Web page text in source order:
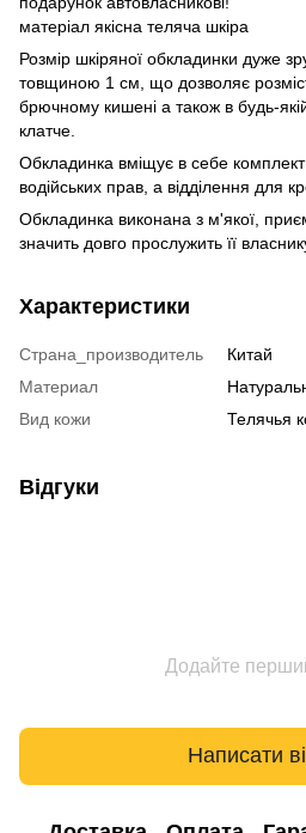
матеріал якісна теляча шкіра
Розмір шкіряної обкладинки дуже
товщиною 1 см, що дозволяє
брючному кишені а також в будь-
клатче.
Обкладинка вміщує в себе
водійських прав, а відділення для
Обкладинка виконана з м'якої,
значить довго прослужить її
Характеристики
Страна_производитель
Китай
Материал
Вид кожи
Телячья
Відгуки
Додайте
Написати